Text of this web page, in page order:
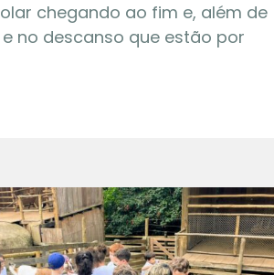
chegando ao fim e, além de
no descanso que estão por